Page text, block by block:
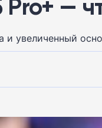
—
увеличенный